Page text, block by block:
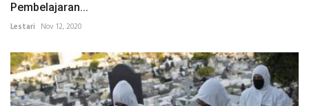
Pembelajaran...
Lestari Nov 12, 2020